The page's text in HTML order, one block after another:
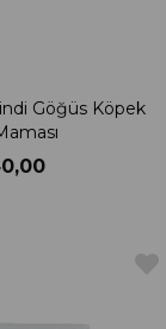
Göğüs Köpek